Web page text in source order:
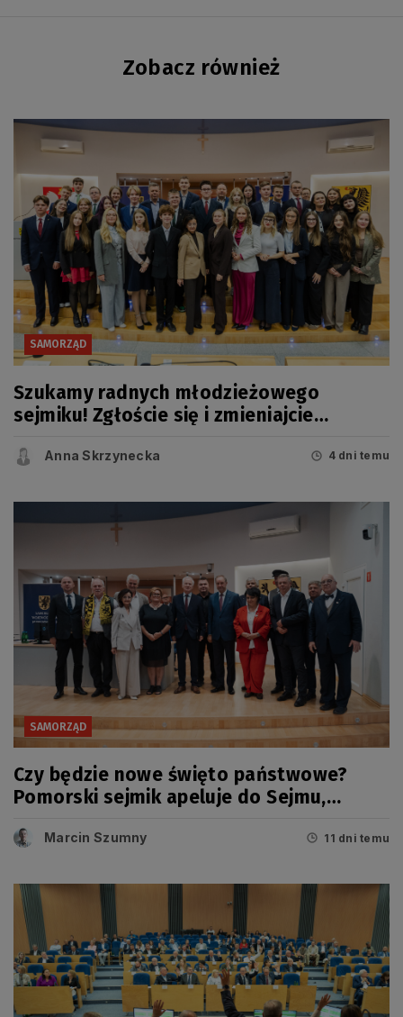
Zobacz również
SAMORZĄD
Szukamy radnych młodzieżowego
sejmiku! Zgłoście się i zmieniajcie
Anna Skrzynecka 4 dni temu
SAMORZĄD
Czy będzie nowe święto państwowe?
Pomorski sejmik apeluje do Sejmu,
Marcin Szumny 11 dni temu